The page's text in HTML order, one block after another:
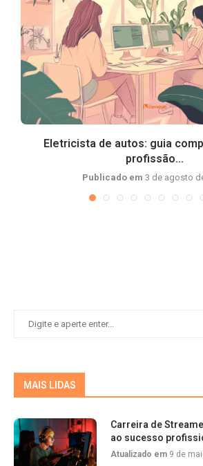
Eletricista de autos: guia
profissão...
Publicado em 3 de agosto
MAIS LIDAS
Carreira de
ao sucesso
Atualizado em 9 de